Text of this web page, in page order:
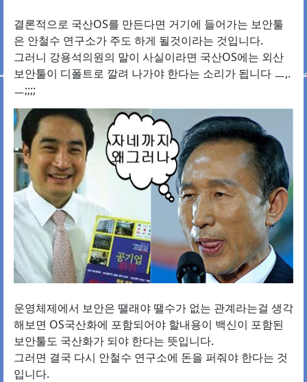
결론적으로 국산OS를 만든다면 거기에 들어가는 보안툴
은 안철수 연구소가 주도 하게 될것이라는 것입니다.
그러니 강용석의원의 말이 사실이라면 국산OS에는 외산
보안툴이 디폴트로 깔려 나가야 한다는 소리가 됩니다 ㅡ,.
ㅡ;;;;
운영체제에서 보안은 땔래야 땔수가 없는 관계라는걸 생각
해보면 OS국산화에 포함되어야 할내용이 백신이 포함된
보안툴도 국산화가 되야 한다는 뜻입니다.
그러면 결국 다시 안철수 연구소에 돈을 퍼줘야 한다는 것
입니다.